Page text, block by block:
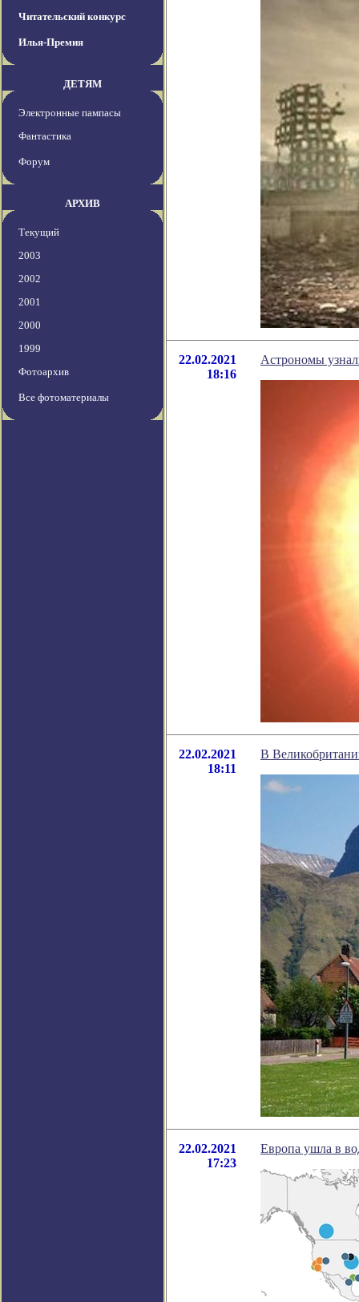
Читательский конкурс
Илья-Премия
ДЕТЯМ
Электронные пампасы
Фантастика
Форум
АРХИВ
Текущий
2003
2002
2001
2000
1999
Фотоархив
Все фотоматериалы
22.02.2021
18:16
Астрономы
22.02.2021
18:11
В
22.02.2021
17:23
Европа ушла в